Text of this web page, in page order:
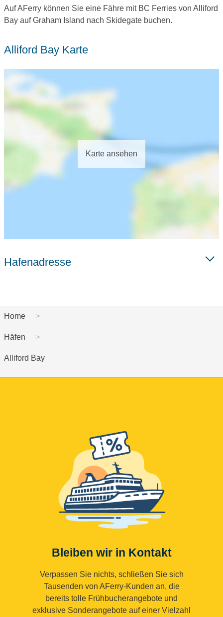
Auf AFerry können Sie eine Fähre mit BC Ferries von Alliford
Bay auf Graham Island nach Skidegate buchen.
Alliford Bay Karte
Karte ansehen
Hafenadresse
Home
Häfen
Alliford Bay
Bleiben wir in Kontakt
Verpassen Sie nichts, schließen Sie sich
Tausenden von AFerry-Kunden an, die
bereits tolle Frühbucherangebote und
exklusive Sonderangebote auf einer Vielzahl